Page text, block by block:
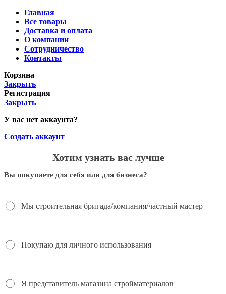
Главная
Все товары
Доставка и оплата
О компании
Сотрудничество
Контакты
Корзина
Закрыть
Регистрация
Закрыть
У вас нет аккаунта?
Создать аккаунт
Хотим узнать вас лучше
Вы покупаете для себя или для бизнеса?
Мы строительная бригада/компания/частный мастер
Покупаю для личного использования
Я представитель магазина стройматериалов